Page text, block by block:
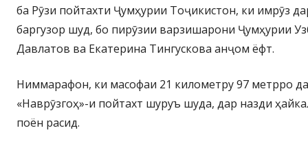
ба Рӯзи пойтахти Ҷумҳурии Тоҷикистон, ки имрӯз
баргузор шуд, бо пирӯзии варзишарони Ҷумҳурии
Давлатов ва Екатерина Тингускова анҷом ёфт.
Ниммарафон, ки масофаи 21 километру 97 метрро
«Наврӯзгоҳ»-и пойтахт шуруъ шуда, дар назди
поён расид.